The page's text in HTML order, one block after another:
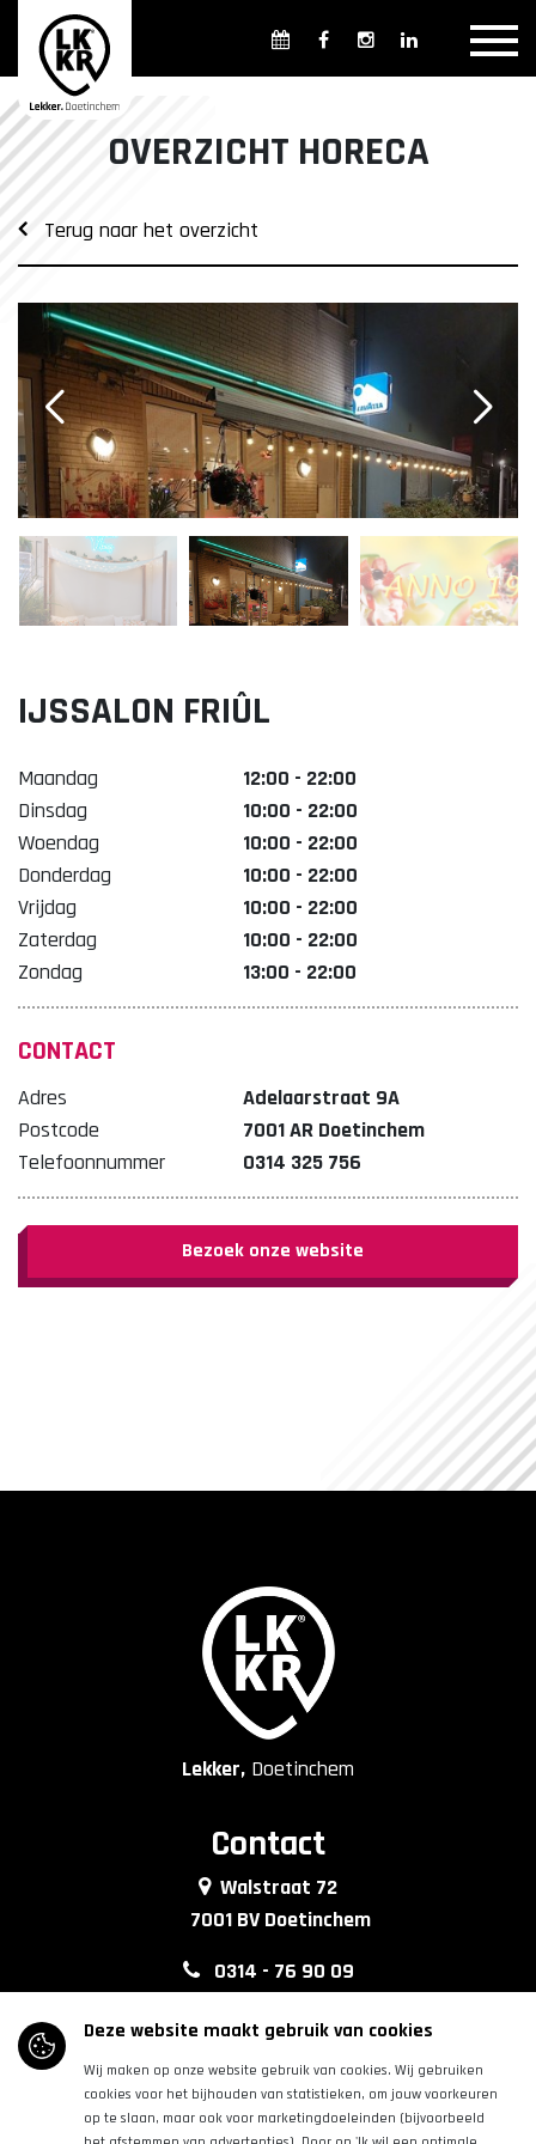
Overzicht winkels
Openingsdagen en -tijden
Weekmarkten
Overzicht Cultuur & Musea
Parkeren in Doetinchem
Openbaar vervoer
Gratis Shuttle
FAQ
Organisatie Binnenstadbedrijf Doetinchem
OVERZICHT HORECA
Terug naar het overzicht
IJSSALON FRIÛL
Maandag
12:00 - 22:00
Dinsdag
10:00 - 22:00
Woendag
10:00 - 22:00
Donderdag
10:00 - 22:00
Vrijdag
10:00 - 22:00
Zaterdag
10:00 - 22:00
Zondag
13:00 - 22:00
CONTACT
Adres
Adelaarstraat 9A
Postcode
7001 AR Doetinchem
Telefoonnummer
0314 325 756
Bezoek onze website
Lekker, Doetinchem
Contact
Walstraat 72
7001 BV Doetinchem
0314 - 76 90 09
info@lkkrdoetinchem.nl
Volg ons
Deze website maakt gebruik van cookies
Wij maken op onze website gebruik van cookies. Wij gebruiken
cookies voor het bijhouden van statistieken, om jouw voorkeuren
op te slaan, maar ook voor marketingdoeleinden (bijvoorbeeld